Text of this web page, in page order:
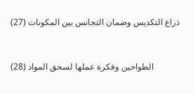
(27) ذراع التكديس وضمان التجانس بين المكونات
(28) الطواحين وفكرة عملها لسحق المواد